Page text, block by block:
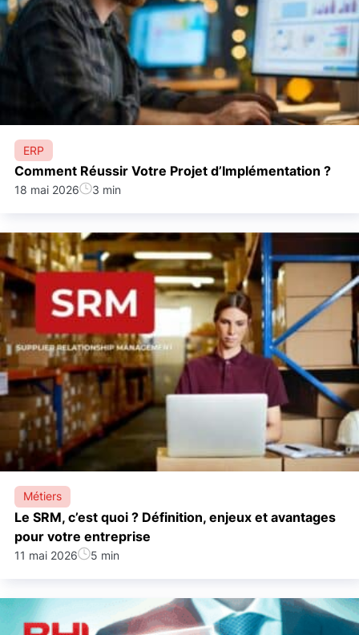
ERP
Comment Réussir Votre Projet d’Implémentation ?
18 mai 2026 3 min
Métiers
Le SRM, c’est quoi ? Définition, enjeux et avantages
pour votre entreprise
11 mai 2026 5 min